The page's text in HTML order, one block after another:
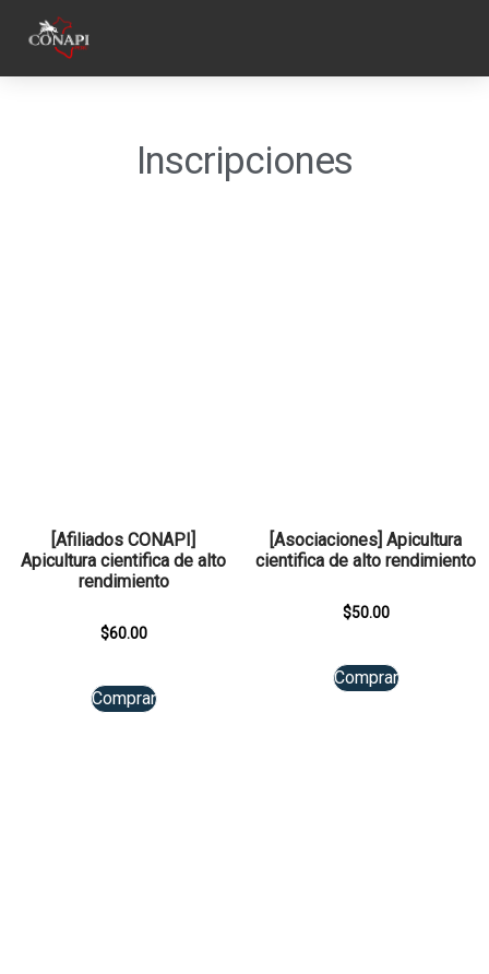
Inscripciones
[Afiliados CONAPI]
Apicultura cientifica de alto
rendimiento
$60.00
Comprar
[Asociaciones] Apicultura
cientifica de alto rendimiento
$50.00
Comprar